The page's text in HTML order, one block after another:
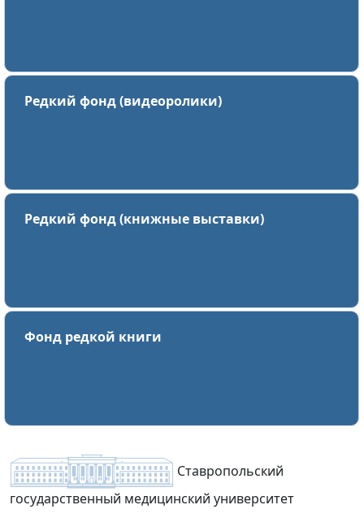
Редкий фонд (видеоролики)
Редкий фонд (книжные выставки)
Фонд редкой книги
Ставропольский
государственный медицинский университет